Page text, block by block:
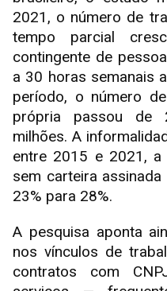
2021, o número de
tempo parcial
contingente de
a 30 horas semanais
período, o número
própria passou de
milhões. A
entre 2015 e 2021,
sem carteira
23% para 28%.
A pesquisa aponta
nos vínculos de
contratos com